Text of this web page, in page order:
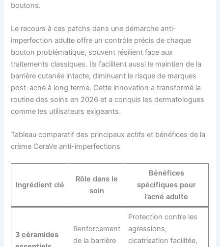
boutons.
Le recours à ces patchs dans une démarche anti-
imperfection adulte offre un contrôle précis de chaque
bouton problématique, souvent résilient face aux
traitements classiques. Ils facilitent aussi le maintien de la
barrière cutanée intacte, diminuant le risque de marques
post-acné à long terme. Cette innovation a transformé la
routine des soins en 2026 et a conquis les dermatologues
comme les utilisateurs exigeants.
Tableau comparatif des principaux actifs et bénéfices de la
crème CeraVe anti-imperfections
Ingrédient clé
Rôle dans le
soin
Bénéfices
spécifiques pour
l’acné adulte
3 céramides
Renforcement
de la barrière
Protection contre les
agressions,
cicatrisation facilitée,